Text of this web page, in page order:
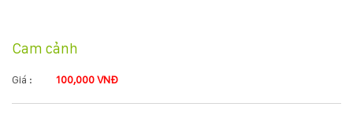
SẢN
PHẨM
Cam cảnh
Giá : 100,000 VNĐ